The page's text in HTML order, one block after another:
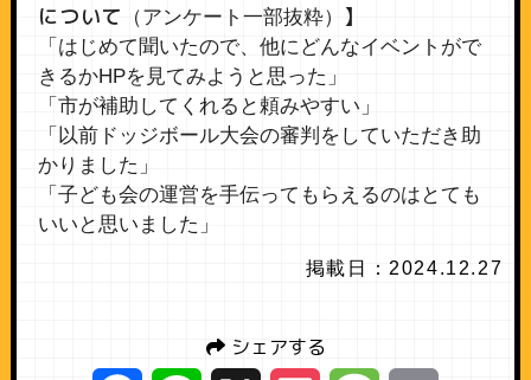
について
（アンケート一部抜粋） 】
「はじめて聞いたので、他にどんなイベントがで
きるかHPを見てみようと思った」
「市が補助してくれると頼みやすい」
「以前ドッジボール大会の審判をしていただき助
かりました」
「子ども会の運営を手伝ってもらえるのはとても
いいと思いました」
掲載日：2024.12.27
シェアする